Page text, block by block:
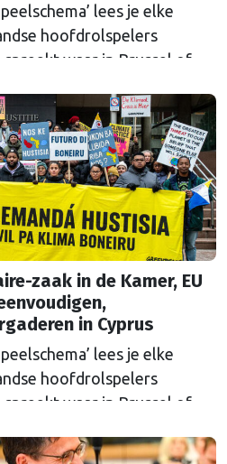
lees je elke
hoofdrolspelers
spreekt waar in Brussel of
zaak in de Kamer, EU
in Cyprus
lees je elke
hoofdrolspelers
spreekt waar in Brussel of